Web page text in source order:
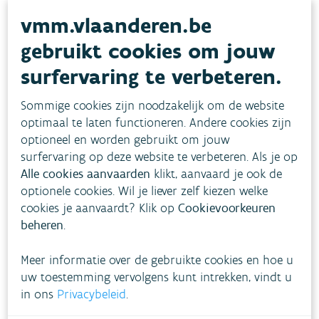
Vanaf 1 januari 2023 gelden ook nieuwe tarieven
voor de aanrekening van de bovengemeentelijke
engemeentelijke saneringsbijdrage
. Om de
waterfactuur betaalbaar te houden wordt er
geen bijkomende stijging doorgevoerd bovenop
de indexering. De middelen uit de
saneringsbijdrage en -vergoeding worden
aangewend voor de uitbouw en het onderhoud
van desaneringsinfrastructuur .
Voorwaarde intekening
rioolinventaris bij uitbetaling
subsidies
Voor lokale besturen en rioolbeheerders zal vanaf
vmm.vlaanderen.be
gebruikt cookies om jouw
surfervaring te verbeteren.
Sommige cookies zijn noodzakelijk om de website
optimaal te laten functioneren. Andere cookies zijn
optioneel en worden gebruikt om jouw
surfervaring op deze website te verbeteren. Als je op
Alle cookies aanvaarden klikt, aanvaard je ook de
optionele cookies. Wil je liever zelf kiezen welke
cookies je aanvaardt? Klik opCookievoorkeuren
beheren.
Meer informatie over de gebruikte cookies en hoe u
uw toestemming vervolgens kunt intrekken, vindt u
in ons Privacybeleid.